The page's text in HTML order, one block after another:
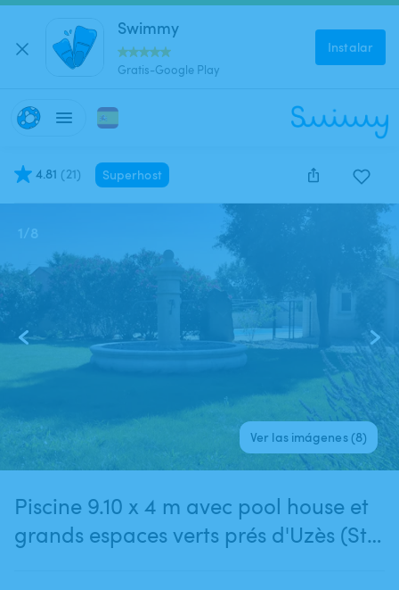
Swimmy
Gratis-Google Play
Instalar
4.81 (21) Superhost
1/8
Ver las imágenes (8)
Piscine 9.10 x 4 m avec pool house et
grands espaces verts prés d'Uzès (St